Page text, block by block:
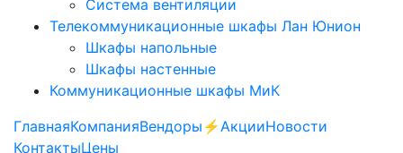
Система вентиляции
Телекоммуникационные шкафы Лан Юнион
Шкафы напольные
Шкафы настенные
Коммуникационные шкафы МиК
ГлавнаяКомпанияВендоры ⚡️АкцииНовости
КонтактыЦены